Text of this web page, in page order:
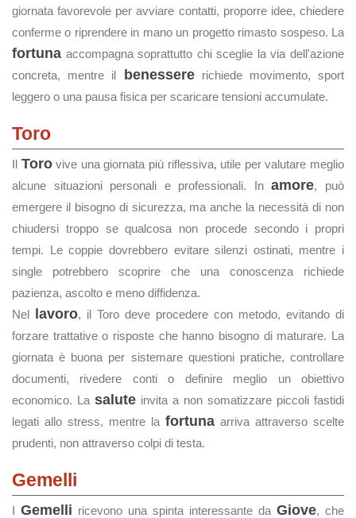
giornata favorevole per avviare contatti, proporre idee, chiedere
conferme o riprendere in mano un progetto rimasto sospeso. La
fortuna accompagna soprattutto chi sceglie la via dell'azione
concreta, mentre il
benessererichiede movimento, sport
leggero o una pausa fisica per scaricare tensioni accumulate.
Toro
Il Torovive una giornata più riflessiva, utile per valutare meglio
alcune situazioni personali e professionali. Inamore, può
emergere il bisogno di sicurezza, ma anche la necessità di non
chiudersi troppo se qualcosa non procede secondo i propri
tempi. Le coppie dovrebbero evitare silenzi ostinati, mentre i
single potrebbero scoprire che una conoscenza richiede
pazienza, ascolto e meno diffidenza.
Nel
lavoro, il Toro deve procedere con metodo, evitando di
forzare trattative o risposte che hanno bisogno di maturare. La
giornata è buona per sistemare questioni pratiche, controllare
documenti, rivedere conti o definire meglio un obiettivo
economico. La salute invita a non somatizzare piccoli fastidi
legati allo stress, mentre la fortuna arriva attraverso scelte
prudenti, non attraverso colpi di testa.
Gemelli
I Gemelli ricevono una spinta interessante da Giove, che